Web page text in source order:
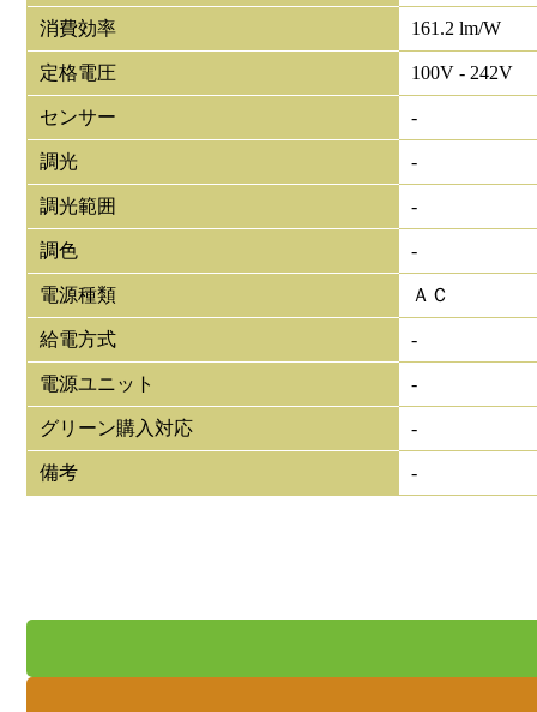
消費効率 161.2 lm/W
定格電圧 100V - 242V
センサー -
調光 -
調光範囲 -
調色 -
電源種類 ＡＣ
給電方式 -
電源ユニット -
グリーン購入対応 -
備考 -